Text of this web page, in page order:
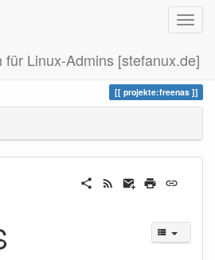
für Linux-Admins [stefanux.de]
projekte:freenas